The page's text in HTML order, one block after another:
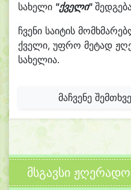
სახელი "ქველი"
ჩვენი საიტის
ქველი, უფრო მეტად
სახელია.
მაჩვენე
მსგავსი